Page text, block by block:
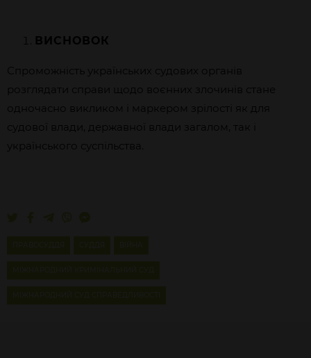
ВИСНОВОК
Спроможність українських судових органів
розглядати справи щодо воєнних злочинів стане
одночасно викликом і маркером зрілості як для
судової влади, державної влади загалом, так і
українського суспільства.